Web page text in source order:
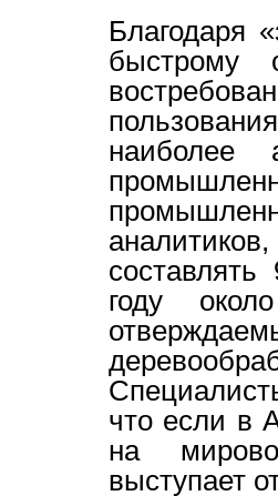
Благодаря
быстрому
наиболее
году
что если в
на
выступает